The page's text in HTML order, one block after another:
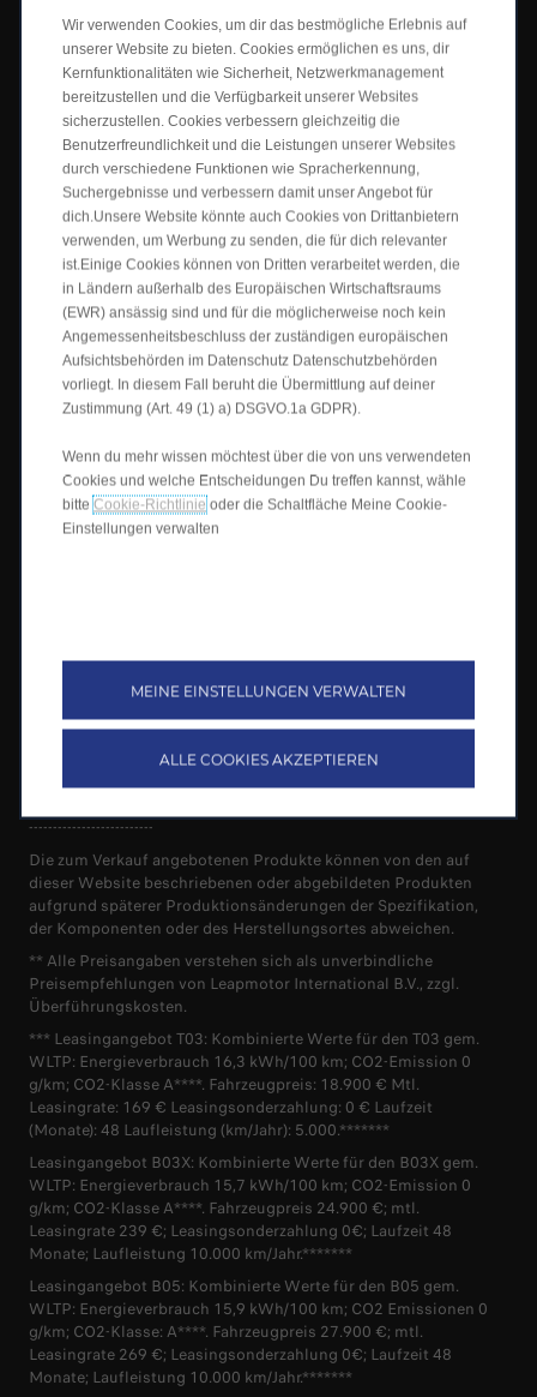
Data Act
Allgemeine Geschäftsbedingungen
Datenschutzrichtlinie
Cookies
Cookie-Einstellungen
Impressum
Rechtliche Hinweise
Connect One
Connect Plus
DU HAST NOCH FRAGEN?
Die Kundenbetreuung ist von Montag bis Freitag von 8:30 bis
17:30 Uhr kostenlos aus dem deutschen Fest- und
Mobilfunknetz unter 00800 – 532 700 00 zu erreichen.
--------------------------
Die zum Verkauf angebotenen Produkte können von den auf
dieser Website beschriebenen oder abgebildeten Produkten
aufgrund späterer Produktionsänderungen der Spezifikation,
der Komponenten oder des Herstellungsortes abweichen.
** Alle Preisangaben verstehen sich als unverbindliche
Preisempfehlungen von Leapmotor International B.V., zzgl.
Überführungskosten.
*** Leasingangebot T03: Kombinierte Werte für den T03 gem.
WLTP: Energieverbrauch 16,3 kWh/100 km; CO2-Emission 0
g/km; CO2-Klasse A****. Fahrzeugpreis: 18.900 € Mtl.
Leasingrate: 169 € Leasingsonderzahlung: 0 € Laufzeit
(Monate): 48 Laufleistung (km/Jahr): 5.000.*******
Leasingangebot B03X: Kombinierte Werte für den B03X gem.
WLTP: Energieverbrauch 15,7 kWh/100 km; CO2-Emission 0
g/km; CO2-Klasse A****. Fahrzeugpreis 24.900 €; mtl.
Leasingrate 239 €; Leasingsonderzahlung 0€; Laufzeit 48
Monate; Laufleistung 10.000 km/Jahr.*******
Leasingangebot B05: Kombinierte Werte für den B05 gem.
WLTP: Energieverbrauch 15,9 kWh/100 km; CO2 Emissionen 0
g/km; CO2-Klasse: A****. Fahrzeugpreis 27.900 €; mtl.
Leasingrate 269 €; Leasingsonderzahlung 0€; Laufzeit 48
Monate; Laufleistung 10.000 km/Jahr.*******
Wir verwenden Cookies, um dir das bestmögliche Erlebnis auf
unserer Website zu bieten. Cookies ermöglichen es uns, dir
Kernfunktionalitäten wie Sicherheit, Netzwerkmanagement
bereitzustellen und die Verfügbarkeit unserer Websites
sicherzustellen. Cookies verbessern gleichzeitig die
Benutzerfreundlichkeit und die Leistungen unserer Websites
durch verschiedene Funktionen wie Spracherkennung,
Suchergebnisse und verbessern damit unser Angebot für
dich.Unsere Website könnte auch Cookies von Drittanbietern
verwenden, um Werbung zu senden, die für dich relevanter
ist.Einige Cookies können von Dritten verarbeitet werden, die
in Ländern außerhalb des Europäischen Wirtschaftsraums
(EWR) ansässig sind und für die möglicherweise noch kein
Angemessenheitsbeschluss der zuständigen europäischen
Aufsichtsbehörden im Datenschutz Datenschutzbehörden
vorliegt. In diesem Fall beruht die Übermittlung auf deiner
Zustimmung (Art. 49 (1) a) DSGVO.1a GDPR).
Wenn du mehr wissen möchtest über die von uns verwendeten
Cookies und welche Entscheidungen Du treffen kannst, wähle
bitte Cookie-Richtlinie oder die Schaltfläche Meine Cookie-
Einstellungen verwalten
MEINE EINSTELLUNGEN VERWALTEN
ALLE COOKIES AKZEPTIEREN